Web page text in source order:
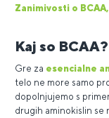
Zanimivosti o
Kaj so BCAA?
Gre za esencialne
telo ne more samo
dopolnjujemo s
drugih aminokislin se